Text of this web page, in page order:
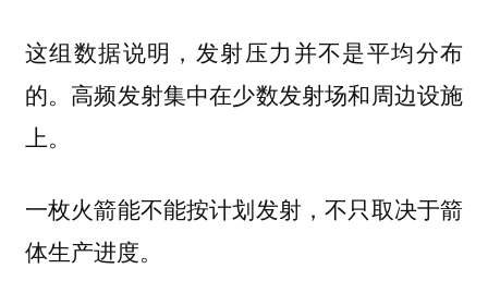
这组数据说明，发射压力并不是平均分布
的。高频发射集中在少数发射场和周边设施
上。
一枚火箭能不能按计划发射，不只取决于箭
体生产进度。